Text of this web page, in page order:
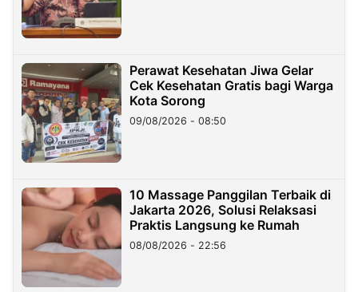
Perawat Kesehatan Jiwa Gelar
Cek Kesehatan Gratis bagi Warga
Kota Sorong
09/08/2026 - 08:50
10 Massage Panggilan Terbaik di
Jakarta 2026, Solusi Relaksasi
Praktis Langsung ke Rumah
08/08/2026 - 22:56